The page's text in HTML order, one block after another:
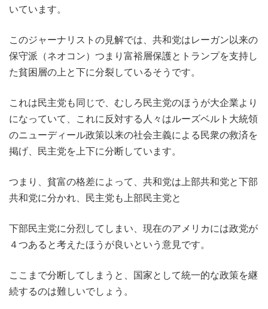
いています。
このジャーナリストの見解では、共和党はレーガン以来の
保守派（ネオコン）つまり富裕層保護とトランプを支持し
た貧困層の上と下に分裂しているそうです。
これは民主党も同じで、むしろ民主党のほうが大企業より
になっていて、これに反対する人々はルーズベルト大統領
のニューディール政策以来の社会主義による民衆の救済を
掲げ、民主党を上下に分断しています。
つまり、貧富の格差によって、共和党は上部共和党と下部
共和党に分かれ、民主党も上部民主党と
下部民主党に分烈してしまい、現在のアメリカには政党が
４つあると考えたほうが良いという意見です。
ここまで分断してしまうと、国家として統一的な政策を継
続するのは難しいでしょう。